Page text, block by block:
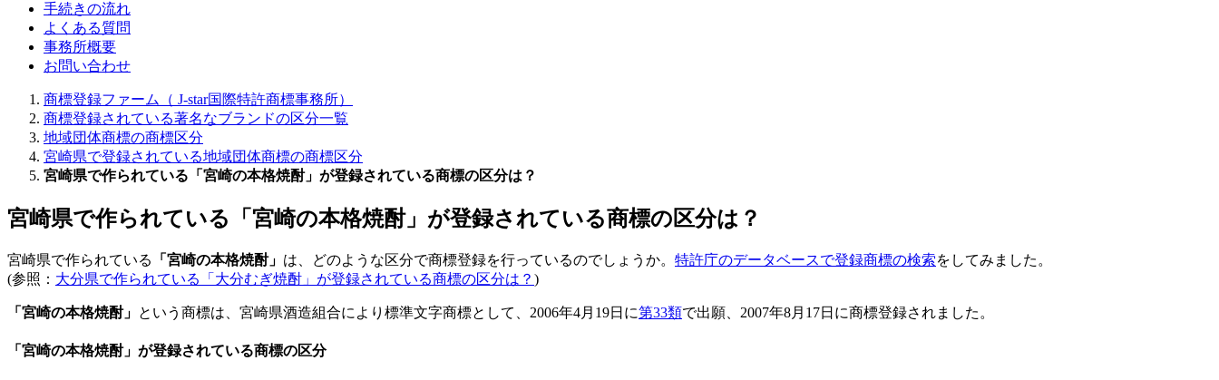
手続きの流れ
よくある質問
事務所概要
お問い合わせ
商標登録ファーム（ J-star国際特許商標事務所）
商標登録されている著名なブランドの区分一覧
地域団体商標の商標区分
宮崎県で登録されている地域団体商標の商標区分
宮崎県で作られている「宮崎の本格焼酎」が登録されている商標の区分は？
宮崎県で作られている「宮崎の本格焼酎」が登録されている商標の区分は？
宮崎県で作られている 「宮崎の本格焼酎」 は、どのような区分で商標登録を行っているのでしょうか。 特許庁のデータベースで登録商標の検索をしてみました。
(参照： 大分県で作られている「大分むぎ焼酎」が登録されている商標の区分は？ )
「宮崎の本格焼酎」 という商標は、宮崎県酒造組合により標準文字商標として、2006年4月19日に第33類で出願、2007年8月17日に商標登録されました。
「宮崎の本格焼酎」が登録されている商標の区分